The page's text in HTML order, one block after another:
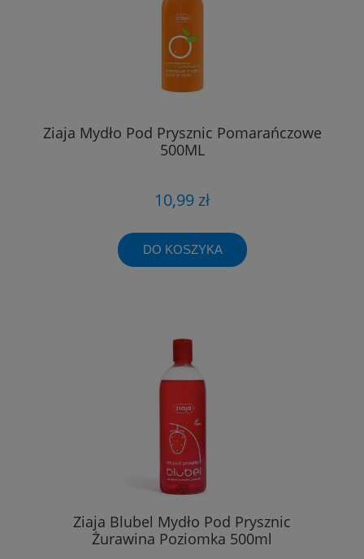
Ziaja Mydło Pod Prysznic Pomarańczowe
500ML
10,99 zł
DO KOSZYKA
Ziaja Blubel Mydło Pod Prysznic
Żurawina Poziomka 500ml